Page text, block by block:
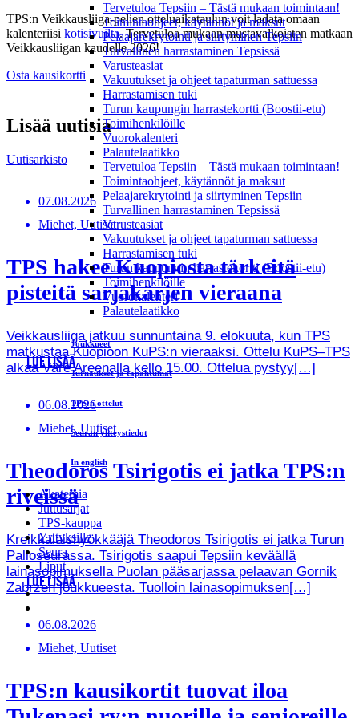
Tervetuloa Tepsiin – Tästä mukaan toimintaan!
Toimintaohjeet, käytännöt ja maksut
Pelaajarekrytointi ja siirtyminen Tepsiin
Turvallinen harrastaminen Tepsissä
Varusteasiat
Vakuutukset ja ohjeet tapaturman sattuessa
Harrastamisen tuki
Turun kaupungin harrastekortti (Boostii-etu)
Toimihenkilöille
Vuorokalenteri
Palautelaatikko
Tervetuloa Tepsiin – Tästä mukaan toimintaan!
Toimintaohjeet, käytännöt ja maksut
Pelaajarekrytointi ja siirtyminen Tepsiin
Turvallinen harrastaminen Tepsissä
Varusteasiat
Vakuutukset ja ohjeet tapaturman sattuessa
Harrastamisen tuki
Turun kaupungin harrastekortti (Boostii-etu)
Toimihenkilöille
Vuorokalenteri
Palautelaatikko
Joukkueet
Turnaukset ja tapahtumat
TPS:n ottelut
Seuran yhteystiedot
In english
Akatemia
Juttusarjat
TPS-kauppa
Yrityksille
Seura
Liput
TPS:n Veikkausliiga-pelien otteluaikataulun voit ladata omaan
kalenteriisi kotisivuilta. Tervetuloa mukaan mustavalkoisten matkaan
Veikkausliigan kaudelle 2026!
Osta kausikortti
Lisää uutisia
Uutisarkisto
07.08.2026
Miehet, Uutiset
TPS hakee Kuopiosta tärkeitä
pisteitä sarjakärjen vieraana
Veikkausliiga jatkuu sunnuntaina 9. elokuuta, kun TPS
matkustaa Kuopioon KuPS:n vieraaksi. Ottelu KuPS–TPS
alkaa Väre Areenalla kello 15.00. Ottelua pystyy[…]
LUE LISÄÄ
06.08.2026
Miehet, Uutiset
Theodoros Tsirigotis ei jatka TPS:n
riveissä
Kreikkalaishyökkääjä Theodoros Tsirigotis ei jatka Turun
Palloseurassa. Tsirigotis saapui Tepsiin keväällä
lainasopimuksella Puolan pääsarjassa pelaavan Gornik
Zabrzen joukkueesta. Tuolloin lainasopimuksen[…]
LUE LISÄÄ
06.08.2026
Miehet, Uutiset
TPS:n kausikortit tuovat iloa